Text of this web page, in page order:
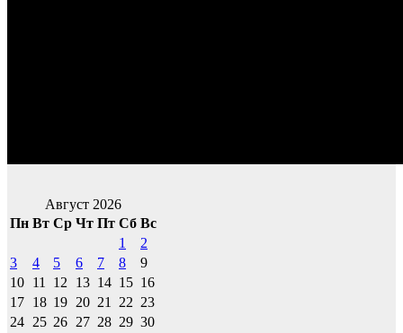
Август 2026
Пн Вт Ср Чт Пт Сб Вс
1
2
3
4 5 6 7 8
9
10 11 12 13 14 15 16
17 18 19 20 21 22 23
24 25 26 27 28 29 30